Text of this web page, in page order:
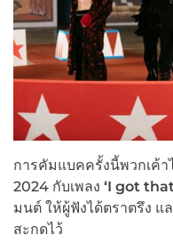
การคัมแบคครั้งนี้พวกเค้า
2024 กับเพลง ‘I got
มนต์ ให้ผู้ฟังได้ตราตรึง แ
สะกดไว้